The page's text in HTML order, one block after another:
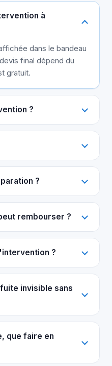
à
dans le bandeau
final dépend du
gratuit.
?
?
rembourser ?
?
invisible sans
que faire en